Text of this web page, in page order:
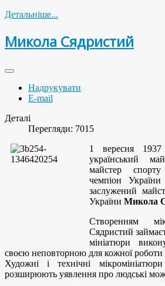
Детальніше...
Микола Сядристий
Надрукувати
E-mail
Деталі
Перегляди: 7015
1 вересня
український
майстер
чемпіон
заслужений
України Микола
Створенням
Сядристий
мініатюри
своєю неповторною для кожної роботи
Художні і технічні
розширюють уявлення про людські